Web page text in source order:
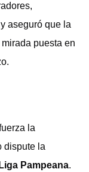
aseguró que la
puesta en
la
dispute la
Pampeana.